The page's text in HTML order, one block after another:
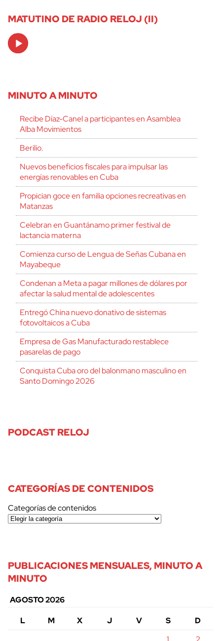
MATUTINO DE RADIO RELOJ (II)
Audio
Player
MINUTO A MINUTO
Recibe Díaz-Canel a participantes en Asamblea
Alba Movimientos
Berilio.
Nuevos beneficios fiscales para impulsar las
energías renovables en Cuba
Propician goce en familia opciones recreativas en
Matanzas
Celebran en Guantánamo primer festival de
lactancia materna
Comienza curso de Lengua de Señas Cubana en
Mayabeque
Condenan a Meta a pagar millones de dólares por
afectar la salud mental de adolescentes
Entregó China nuevo donativo de sistemas
fotovoltaicos a Cuba
Empresa de Gas Manufacturado restablece
pasarelas de pago
Conquista Cuba oro del balonmano masculino en
Santo Domingo 2026
PODCAST RELOJ
CATEGORÍAS DE CONTENIDOS
Categorías de contenidos
PUBLICACIONES MENSUALES, MINUTO A
MINUTO
AGOSTO 2026
L
M X J V S
D